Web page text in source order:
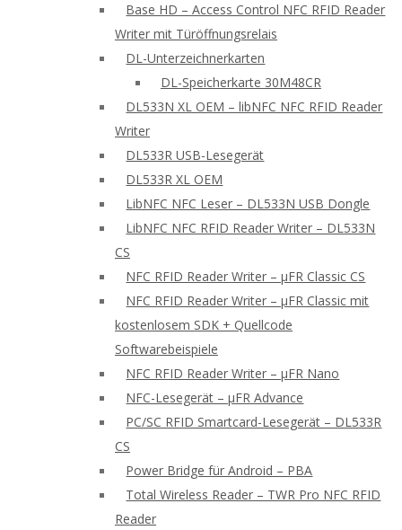
Base HD – Access Control NFC RFID Reader
Writer mit Türöffnungsrelais
DL-Unterzeichnerkarten
DL-Speicherkarte 30M48CR
DL533N XL OEM – libNFC NFC RFID Reader
Writer
DL533R USB-Lesegerät
DL533R XL OEM
LibNFC NFC Leser – DL533N USB Dongle
LibNFC NFC RFID Reader Writer – DL533N
CS
NFC RFID Reader Writer – μFR Classic CS
NFC RFID Reader Writer – μFR Classic mit
kostenlosem SDK + Quellcode
Softwarebeispiele
NFC RFID Reader Writer – μFR Nano
NFC-Lesegerät – μFR Advance
PC/SC RFID Smartcard-Lesegerät – DL533R
CS
Power Bridge für Android – PBA
Total Wireless Reader – TWR Pro NFC RFID
Reader